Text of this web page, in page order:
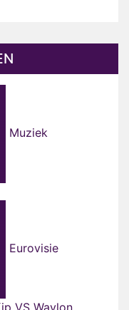
Muziek
Eurovisie